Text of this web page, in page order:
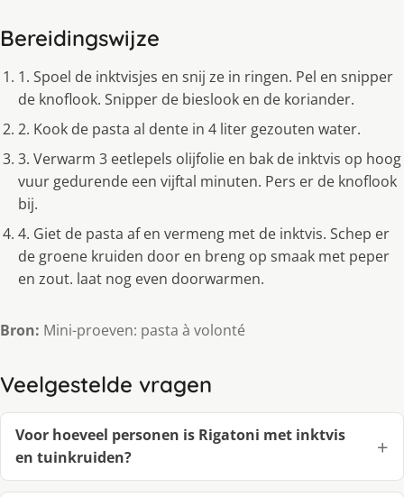
Bereidingswijze
1. Spoel de inktvisjes en snij ze in ringen. Pel en snipper
de knoflook. Snipper de bieslook en de koriander.
2. Kook de pasta al dente in 4 liter gezouten water.
3. Verwarm 3 eetlepels olijfolie en bak de inktvis op hoog
vuur gedurende een vijftal minuten. Pers er de knoflook
bij.
4. Giet de pasta af en vermeng met de inktvis. Schep er
de groene kruiden door en breng op smaak met peper
en zout. laat nog even doorwarmen.
Bron: Mini-proeven: pasta à volonté
Veelgestelde vragen
Voor hoeveel personen is Rigatoni met inktvis
en tuinkruiden?